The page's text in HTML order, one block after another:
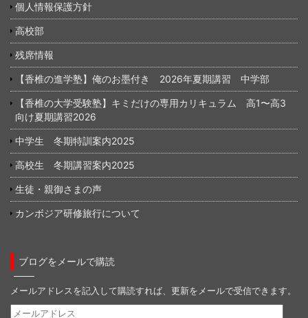
個人情報保護方針
高校部
残席情報
【香椎の進学塾】俺のお墨付き 2026年夏期講習 中学部
【香椎の大学受験塾】キミだけの専用カリキュラム 高1〜高3
向け夏期講習2026
中学生 冬期特訓案内2025
高校生 冬期講習案内2025
生徒・親御さまの声
カンボジア研修旅行について
ブログをメールで購読
メールアドレスを記入して購読すれば、更新をメールで受信できます。
メ